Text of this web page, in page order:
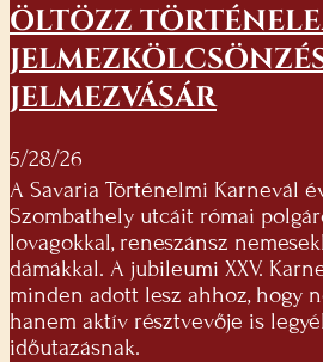
ÖLTÖZZ
JELMEZVÁSÁR
5/28/26
A Savaria Történelmi Karnevál
Szombathely utcáit római
lovagokkal, reneszánsz
dámákkal. A jubileumi XXV.
minden adott lesz ahhoz, hogy
hanem aktív résztvevője is
időutazásnak.